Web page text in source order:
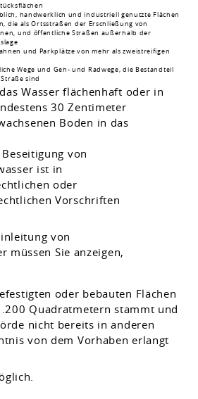
handwerklich und industriell genutzte Flächen
die als Ortsstraßen der Erschließung von
und öffentliche Straßen außerhalb der
und Parkplätze von mehr als zweistreifigen
Wege und Geh- und Radwege, die Bestandteil
sind
Wasser flächenhaft oder in
30 Zentimeter
Boden in das
von
ist in
oder
Vorschriften
von
müssen Sie anzeigen,
oder bebauten Flächen
Quadratmetern stammt und
nicht bereits in anderen
von dem Vorhaben erlangt